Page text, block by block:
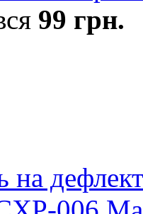
99 грн.
на